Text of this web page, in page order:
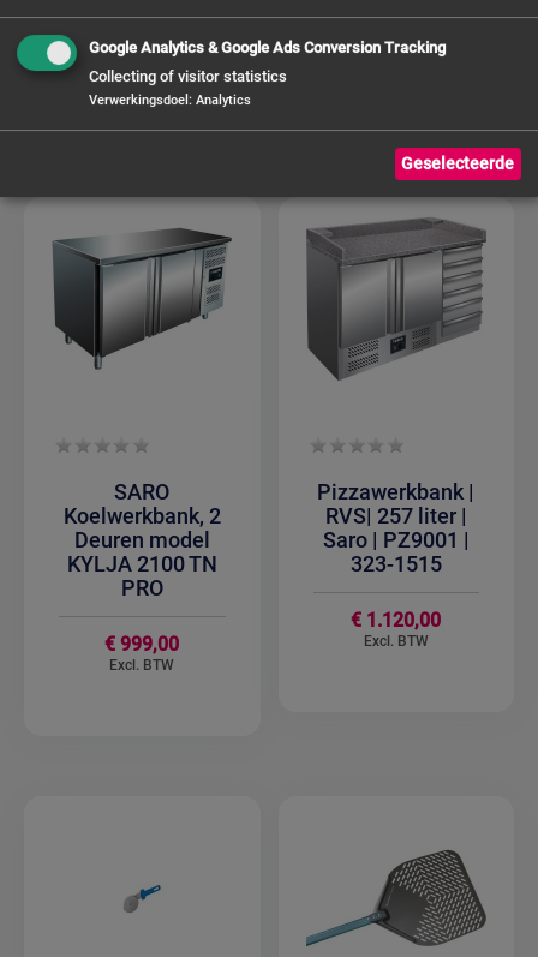
€ 705,04
de Pizzeria
SARO
Koelwerkbank, 2
Deuren model
KYLJA 2100 TN
PRO
€ 999,00
Pizzawerkbank |
RVS| 257 liter |
Saro | PZ9001 |
323-1515
€ 1.120,00
Google Analytics & Google Ads Conversion Tracking
Collecting of visitor statistics
Verwerkingsdoel : Analytics
Geselecteerde